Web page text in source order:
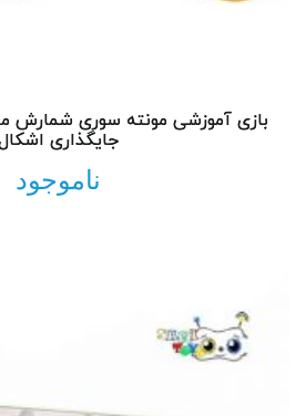
بازی آموزشی مونته سوری شمارش
جایگذاری
ناموجود